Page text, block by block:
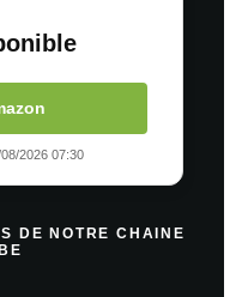
2026 07:30
DE NOTRE CHAINE